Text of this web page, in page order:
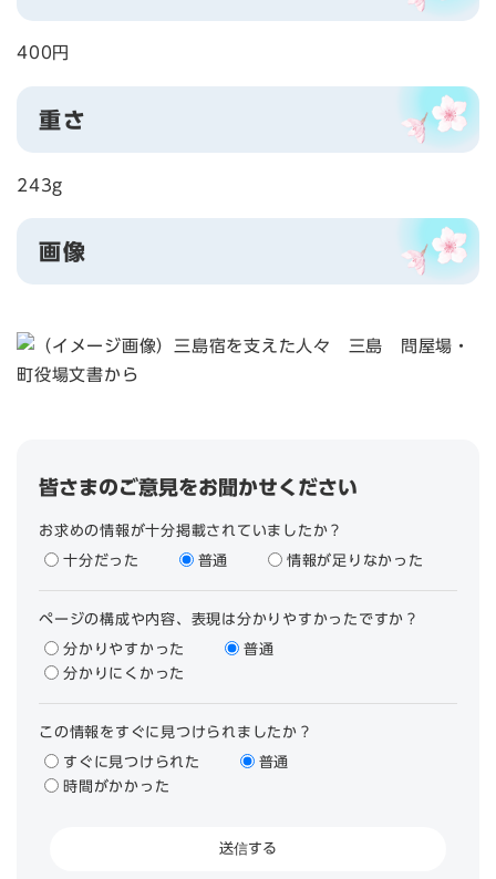
400円
重さ
243g
画像
皆さまのご意見をお聞かせください
お求めの情報が十分掲載されていましたか？
十分だった 普通 情報が足りなかった
ページの構成や内容、表現は分かりやすかったですか？
分かりやすかった
普通
分かりにくかった
この情報をすぐに見つけられましたか？
すぐに見つけられた
普通
時間がかかった